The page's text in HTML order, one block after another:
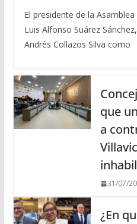
El presidente de la
Luis Alfonso Suárez
Andrés Collazos Silva como
que
a
31/07/
¿En